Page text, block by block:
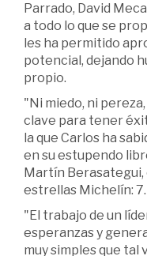
Parrado, David
a todo lo que se
les ha permitido
potencial, dejando
propio.
"Ni miedo, ni
clave para tener
la que Carlos ha
en su estupendo
Martín
estrellas Michelín: 7.
"El trabajo de un
esperanzas y
muy simples que tal